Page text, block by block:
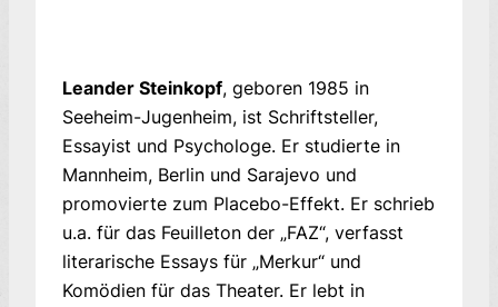
Leander Steinkopf, geboren 1985 in
Seeheim-Jugenheim, ist Schriftsteller,
Essayist und Psychologe. Er studierte in
Mannheim, Berlin und Sarajevo und
promovierte zum Placebo-Effekt. Er schrieb
u.a. für das Feuilleton der „FAZ“, verfasst
literarische Essays für „Merkur“ und
Komödien für das Theater. Er lebt in